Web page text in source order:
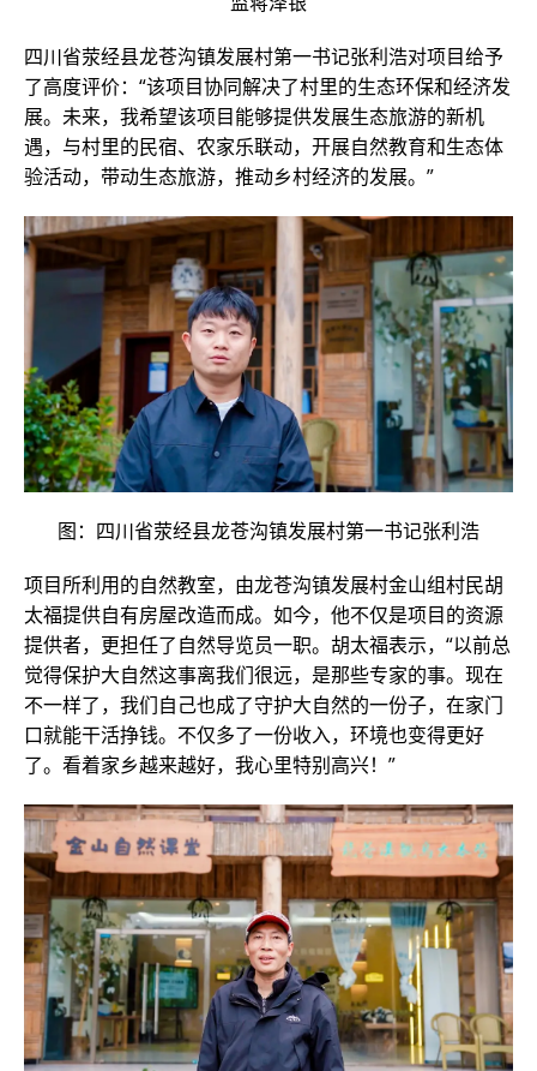
四川省荥经县龙苍沟镇发展村第一书记张利浩对项目给予
了高度评价：“该项目协同解决了村里的生态环保和经济发
展。未来，我希望该项目能够提供发展生态旅游的新机
遇，与村里的民宿、农家乐联动，开展自然教育和生态体
验活动，带动生态旅游，推动乡村经济的发展。”
图：四川省荥经县龙苍沟镇发展村第一书记张利浩
项目所利用的自然教室，由龙苍沟镇发展村金山组村民胡
太福提供自有房屋改造而成。如今，他不仅是项目的资源
提供者，更担任了自然导览员一职。胡太福表示，“以前总
觉得保护大自然这事离我们很远，是那些专家的事。现在
不一样了，我们自己也成了守护大自然的一份子，在家门
口就能干活挣钱。不仅多了一份收入，环境也变得更好
了。看着家乡越来越好，我心里特别高兴！”